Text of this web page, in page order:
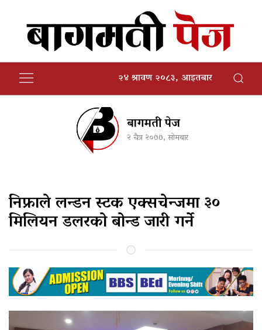
२४ श्रावण २०८३, आइतबार
बागमती पेज
२ चैत्र २०७७, सोमबार
निफ्राले लन्डन स्टक एक्सचेन्जमा ३०
मिलियन डलरको बोन्ड जारी गर्ने